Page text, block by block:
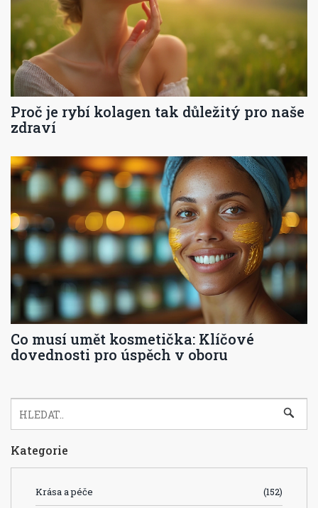
Proč je rybí kolagen tak důležitý pro naše
zdraví
Co musí umět kosmetička: Klíčové
dovednosti pro úspěch v oboru
Kategorie
Krása a péče (152)